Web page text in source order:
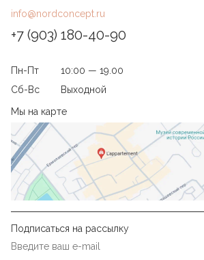
info@nordconcept.ru
+7 (903) 180-40-90
Пн-Пт
10:00 — 19.00
Сб-Вс
Выходной
Мы на карте
Подписаться на рассылку